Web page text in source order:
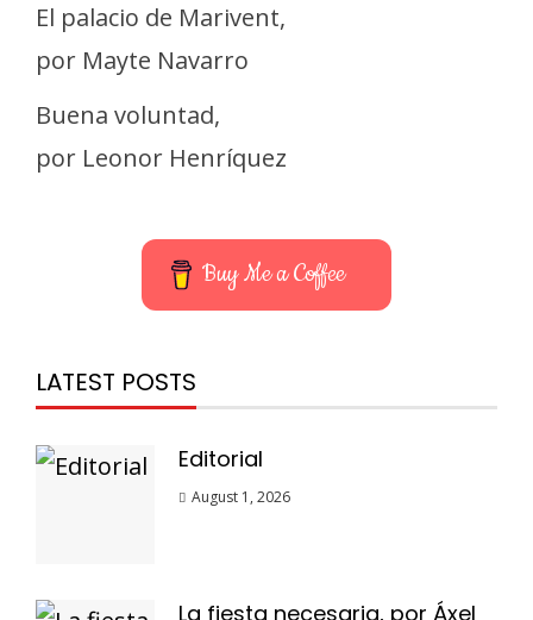
El palacio de Marivent,
por Mayte Navarro
Buena voluntad,
por Leonor Henríquez
Buy Me a Coffee
LATEST POSTS
Editorial
August 1, 2026
La fiesta necesaria, por Áxel